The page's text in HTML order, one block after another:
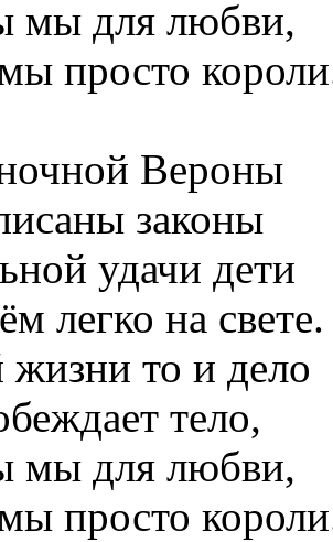
мы для любви,
просто
Вероны
законы
удачи дети
легко на свете.
то и дело
тело,
мы для любви,
просто